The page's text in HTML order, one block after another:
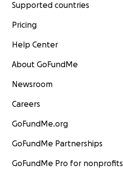
Supported countries
Pricing
Help Center
About GoFundMe
Newsroom
Careers
GoFundMe.org
GoFundMe Partnerships
GoFundMe Pro for nonprofits